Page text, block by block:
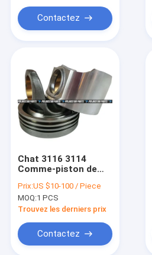
Contactez
Chat 3116 3114
Comme-piston de
d'Aftermarket Parts
107-7545 238-2716
M325b d'excavatrice
Prix:US $10-100 / Piece
MOQ:1 PCS
Trouvez les derniers prix
Contactez